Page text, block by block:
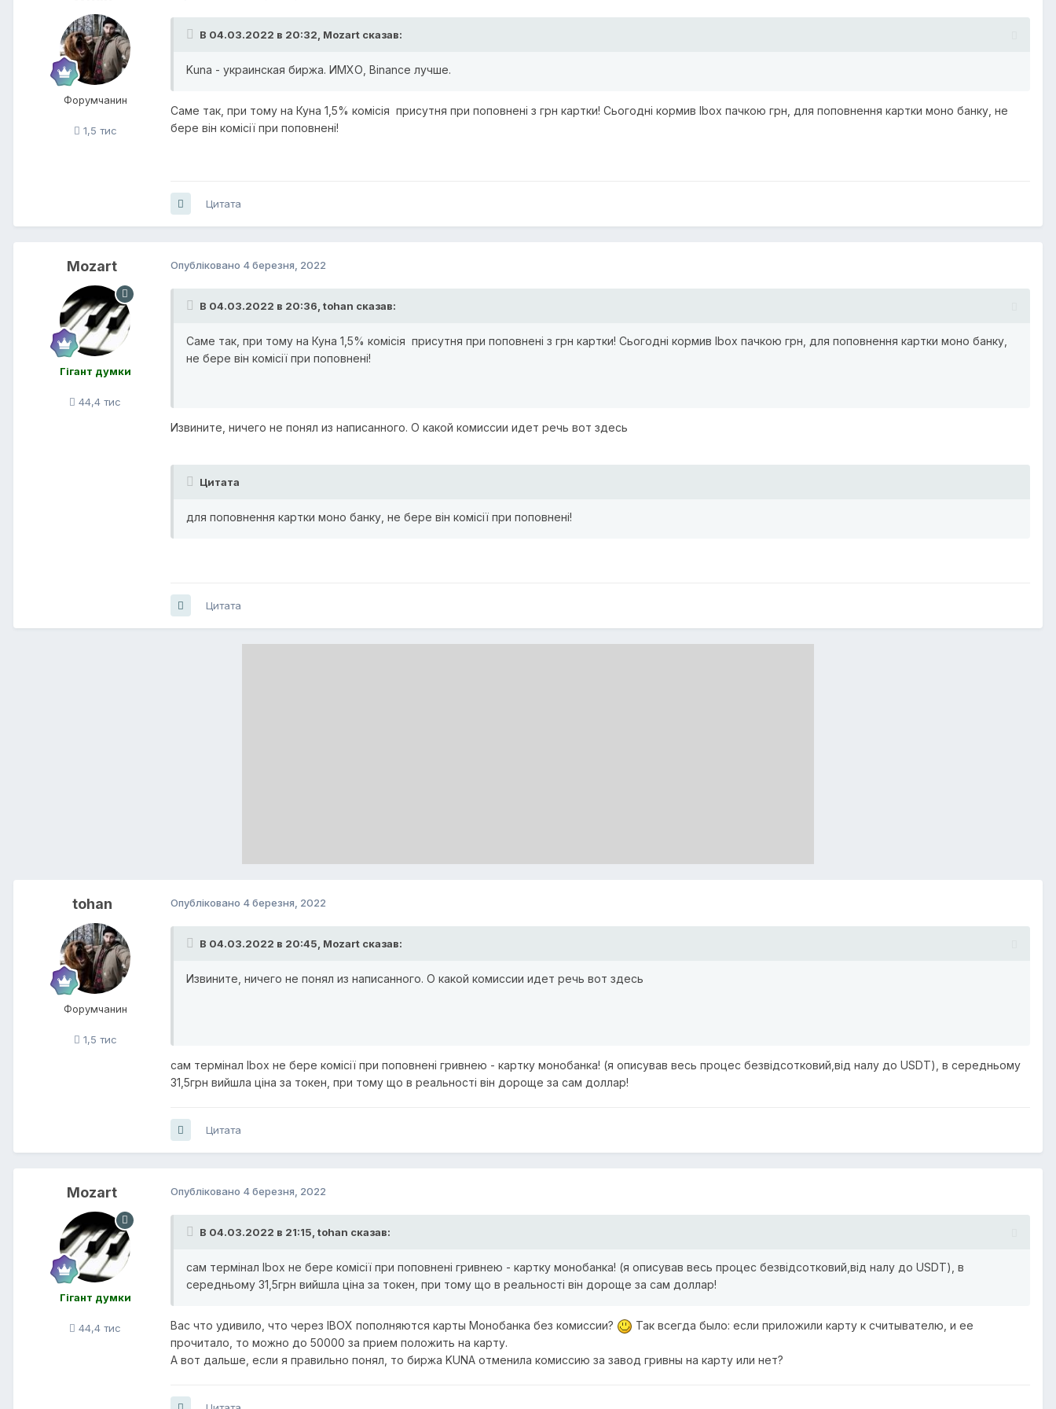
Форумчанин
1,5 тис
В 04.03.2022 в 20:32, Mozart сказав:
Kuna - украинская биржа. ИМХО, Binance лучше.
Саме так, при тому на Куна 1,5% комісія присутня при поповнені з грн картки! Сьогодні кормив Ibox пачкою грн, для поповнення картки моно банку, не
бере він комісії при поповнені!
Цитата
Mozart
Гігант думки
44,4 тис
Опубліковано 4 березня, 2022
В 04.03.2022 в 20:36, tohan сказав:
Саме так, при тому на Куна 1,5% комісія присутня при поповнені з грн картки! Сьогодні кормив Ibox пачкою грн, для поповнення картки моно банку,
не бере він комісії при поповнені!
Извините, ничего не понял из написанного. О какой комиссии идет речь вот здесь
Цитата
для поповнення картки моно банку, не бере він комісії при поповнені!
Цитата
tohan
Форумчанин
1,5 тис
Опубліковано 4 березня, 2022
В 04.03.2022 в 20:45, Mozart сказав:
Извините, ничего не понял из написанного. О какой комиссии идет речь вот здесь
сам термінал Ibox не бере комісії при поповнені гривнею - картку монобанка! (я описував весь процес безвідсотковий,від налу до USDT), в середньому
31,5грн вийшла ціна за токен, при тому що в реальності він дороще за сам доллар!
Цитата
Mozart
Гігант думки
44,4 тис
Опубліковано 4 березня, 2022
В 04.03.2022 в 21:15, tohan сказав:
сам термінал Ibox не бере комісії при поповнені гривнею - картку монобанка! (я описував весь процес безвідсотковий,від налу до USDT), в
середньому 31,5грн вийшла ціна за токен, при тому що в реальності він дороще за сам доллар!
Вас что удивило, что через IBOX пополняются карты Монобанка без комиссии?
Так всегда было: если приложили карту к считывателю, и ее
прочитало, то можно до 50000 за прием положить на карту.
А вот дальше, если я правильно понял, то биржа KUNA отменила комиссию за завод гривны на карту или нет?